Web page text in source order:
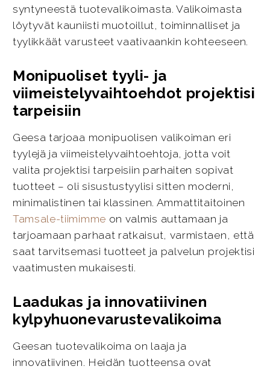
syntyneestä tuotevalikoimasta. Valikoimasta
löytyvät kauniisti muotoillut, toiminnalliset ja
tyylikkäät varusteet vaativaankin kohteeseen.
Monipuoliset tyyli- ja
viimeistelyvaihtoehdot projektisi
tarpeisiin
Geesa tarjoaa monipuolisen valikoiman eri
tyylejä ja viimeistelyvaihtoehtoja, jotta voit
valita projektisi tarpeisiin parhaiten sopivat
tuotteet – oli sisustustyylisi sitten moderni,
minimalistinen tai klassinen. Ammattitaitoinen
Tamsale-tiimimme on valmis auttamaan ja
tarjoamaan parhaat ratkaisut, varmistaen, että
saat tarvitsemasi tuotteet ja palvelun projektisi
vaatimusten mukaisesti.
Laadukas ja innovatiivinen
kylpyhuonevarustevalikoima
Geesan tuotevalikoima on laaja ja
innovatiivinen. Heidän tuotteensa ovat